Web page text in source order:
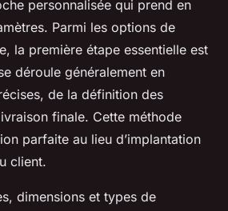
personnalisée qui prend en
Parmi les options de
la première étape essentielle est
déroule généralement en
de la définition des
finale. Cette méthode
parfaite au lieu d’implantation
client.
dimensions et types de